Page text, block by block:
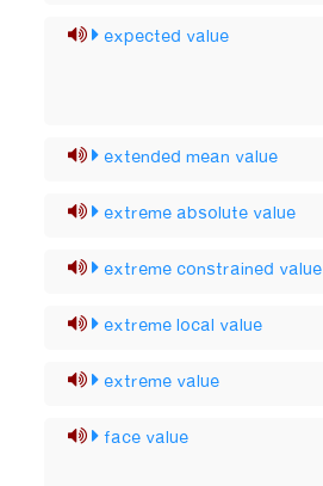
expected value
extended mean value
extreme absolute value
extreme constrained value
extreme local value
extreme value
face value